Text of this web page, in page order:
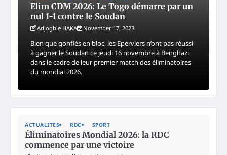
Elim CDM 2026: Le Togo démarre par un
nul 1-1 contre le Soudan
Adjogble HAKA November 17, 2023
Bien que gonflés en bloc, les Eperviers n’ont pas réussi
à gagner le Soudan ce jeudi 16 novembre à Benghazi
dans le cadre de leur premier match des éliminatoires
du mondial 2026.
ACTUALITES RDC SPORT
Éliminatoires Mondial 2026: la RDC
commence par une victoire